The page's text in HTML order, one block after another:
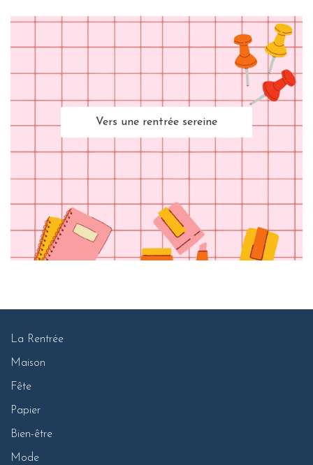
Vers une rentrée sereine
La Rentrée
Maison
Fête
Papier
Bien-être
Mode